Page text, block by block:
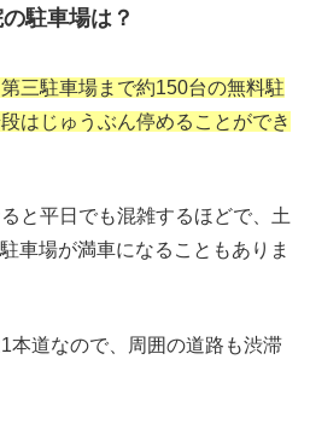
駐車場は？
三駐車場まで約150台の無料駐
はじゅうぶん停めることができ
と平日でも混雑するほどで、土
車場が満車になることもありま
本道なので、周囲の道路も渋滞